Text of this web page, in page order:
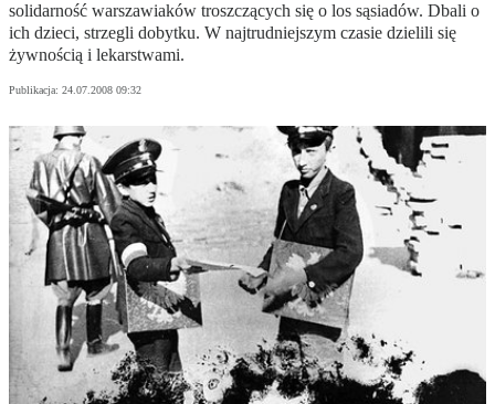
solidarność warszawiaków troszczących się o los sąsiadów. Dbali o
ich dzieci, strzegli dobytku. W najtrudniejszym czasie dzielili się
żywnością i lekarstwami.
Publikacja: 24.07.2008 09:32